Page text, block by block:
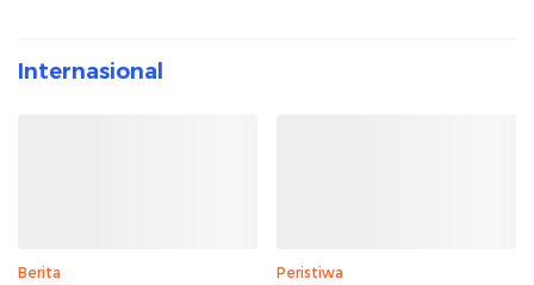
Internasional
Berita Peristiwa